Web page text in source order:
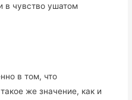
в чувство ушатом
в том, что
же значение, как и